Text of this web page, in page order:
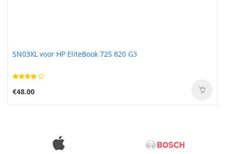
SN03XL voor HP EliteBook 725 820 G3
€48.00